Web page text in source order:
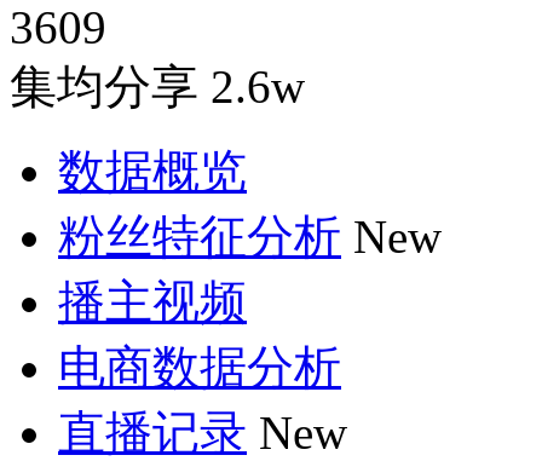
3609
集均分享 2.6w
数据概览
粉丝特征分析 New
播主视频
电商数据分析
直播记录 New